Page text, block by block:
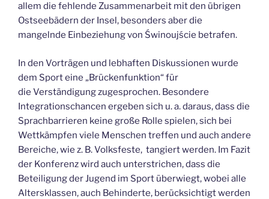
allem die fehlende Zusammenarbeit mit den übrigen
Ostseebädern der Insel, besonders aber die
mangelnde Einbeziehung von Świnoujście betrafen.
In den Vorträgen und lebhaften Diskussionen wurde
dem Sport eine „Brückenfunktion“ für
die Verständigung zugesprochen. Besondere
Integrationschancen ergeben sich u. a. daraus, dass die
Sprachbarrieren keine große Rolle spielen, sich bei
Wettkämpfen viele Menschen treffen und auch andere
Bereiche, wie z. B. Volksfeste, tangiert werden. Im Fazit
der Konferenz wird auch unterstrichen, dass die
Beteiligung der Jugend im Sport überwiegt, wobei alle
Altersklassen, auch Behinderte, berücksichtigt werden